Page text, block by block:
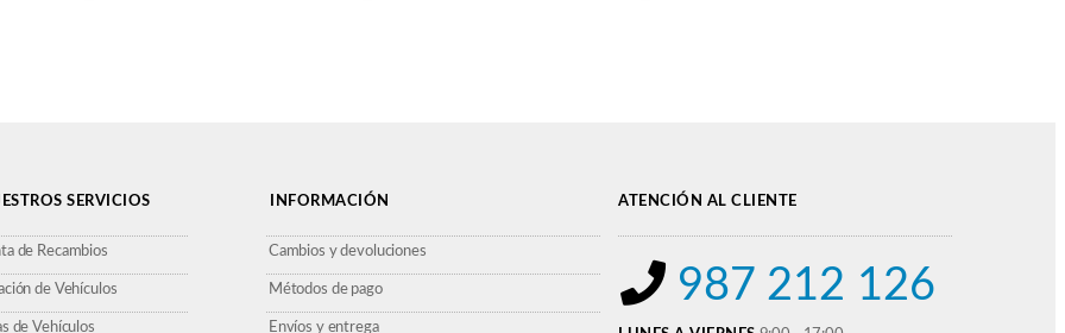
SERVICIOS
de Recambios
de Vehículos
de Vehículos
INFORMACIÓN
Cambios y devoluciones
Métodos de pago
Envíos y entrega
ATENCIÓN AL CLIENTE
987 212 126